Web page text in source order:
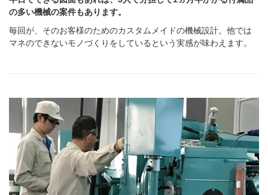
の多い機械の案件もあります。
毎回が、そのお客様のためのカスタムメイドの機械設計。他では
マネのできないモノづくりをしているという実感が味わえます。